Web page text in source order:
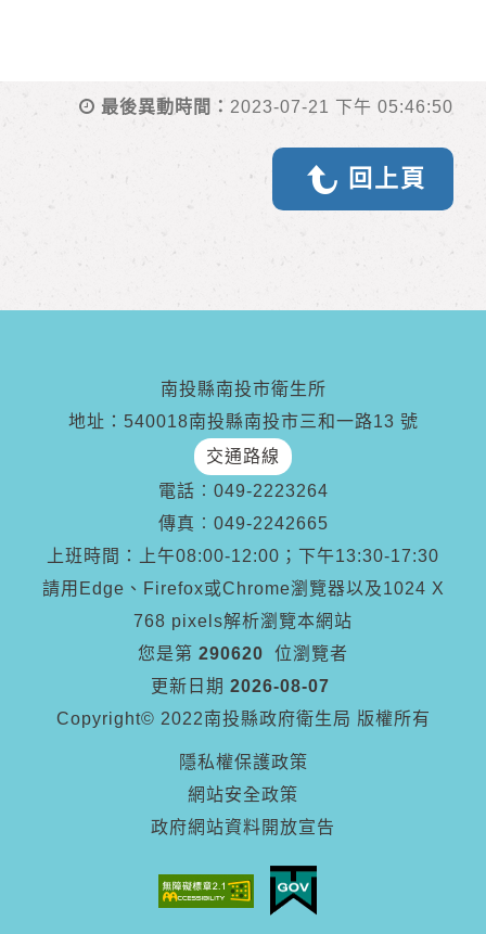
最後異動時間： 2023-07-21 下午 05:46:50
回上頁
南投縣南投市衛生所
地址：540018南投縣南投市三和一路13 號
交通路線
電話︰ 049-2223264
傳真︰ 049-2242665
上班時間：上午08:00-12:00；下午13:30-17:30
請用Edge、Firefox或Chrome瀏覽器以及1024 X
768 pixels解析瀏覽本網站
您是第 290620
位瀏覽者
更新日期 2026-08-07
Copyright© 2022南投縣政府衛生局 版權所有
隱私權保護政策
網站安全政策
政府網站資料開放宣告